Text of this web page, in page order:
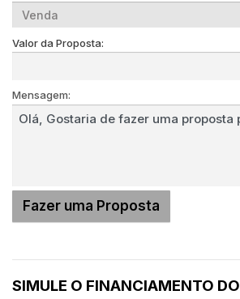
Valor da Proposta:
Mensagem:
SIMULE O FINANCIAMENTO DO